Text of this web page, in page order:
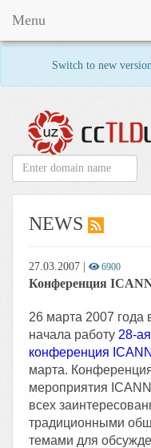
Switch to new
Menu
NEWS
27.03.2007 6900
Конференция
26 марта 2007 года
начала работу 28-
конференция ICANN
марта.
мероприятия
всех
традиционными
темами для